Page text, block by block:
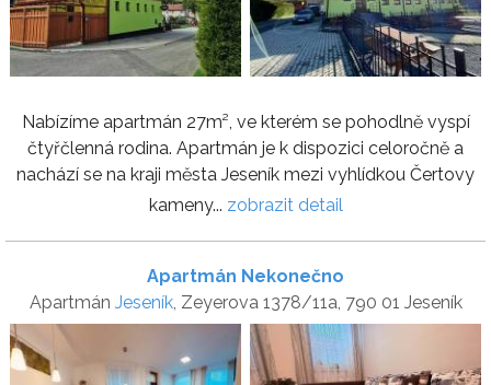
Nabízíme apartmán 27m², ve kterém se pohodlně vyspí
čtyřčlenná rodina. Apartmán je k dispozici celoročně a
nachází se na kraji města Jeseník mezi vyhlídkou Čertovy
kameny... zobrazit detail
Apartmán Nekonečno
Apartmán Jeseník, Zeyerova 1378/11a, 790 01 Jeseník